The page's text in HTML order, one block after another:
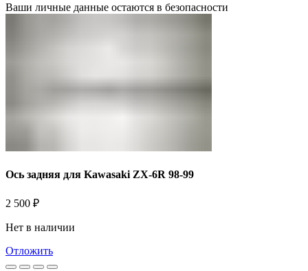
Ваши личные данные остаются в безопасности
Ось задняя для Kawasaki ZX-6R 98-99
2 500 ₽
Нет в наличии
Отложить